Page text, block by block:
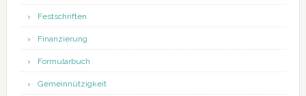
Festschriften
Finanzierung
Formularbuch
Gemeinnützigkeit